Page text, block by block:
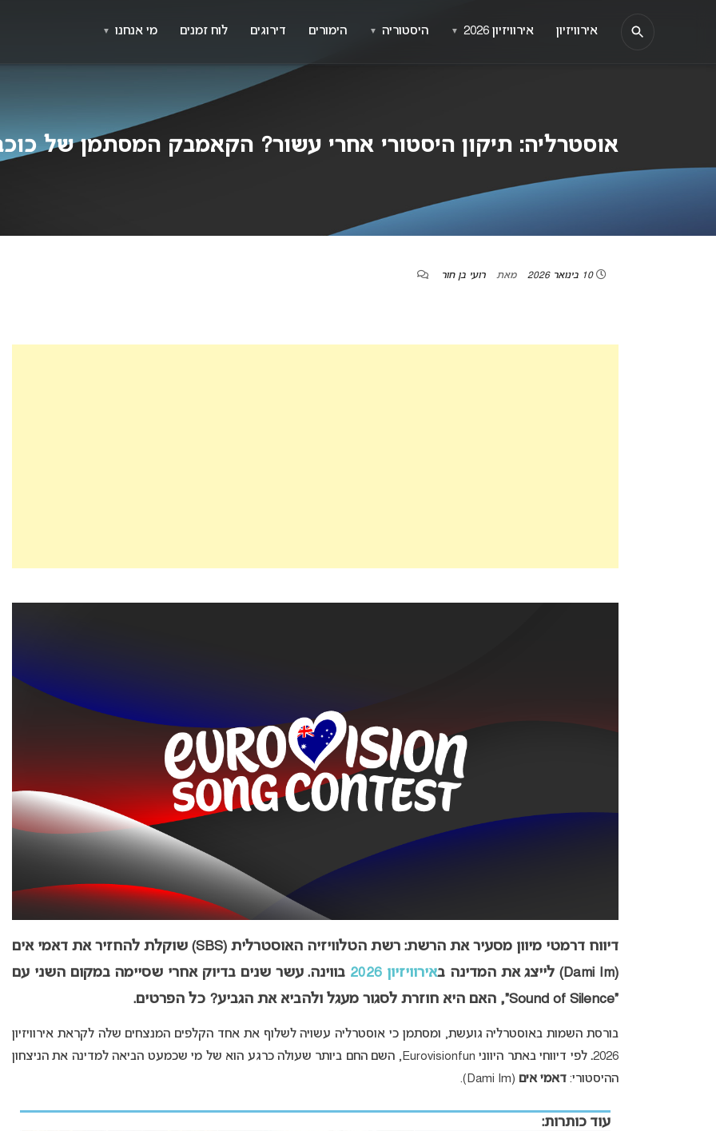
אוסטרליה: תיקון היסטורי אחרי עשור? הקאמבק המסתמן של
10 בינואר 2026 מאת רועי בן חור
דיווח דרמטי מיוון מסעיר את הרשת: רשת הטלוויזיה האוסטרלית (SBS) שוקלת להחזיר את דאמי אים
(Dami Im) לייצג את המדינה ב
אירוויזיון 2026
בווינה. עשר שנים בדיוק אחרי שסיימה במקום השני עם
“Sound of Silence”, האם היא חוזרת לסגור מעגל ולהביא את הגביע? כל הפרטים.
בורסת השמות באוסטרליה גועשת, ומסתמן כי אוסטרליה עשויה לשלוף את אחד הקלפים המנצחים שלה לקראת אירוויזיון
2026
.
לפי דיווחי באתר היווני Eurovisionfun, השם החם ביותר שעולה כרגע הוא של מי שכמעט הביאה למדינה את הניצחון
ההיסטורי: דאמי אים (Dami Im).
עוד כותרות:
אירוויזיון אירוויזיון 2026 ▼ היסטוריה ▼ הימורים דירוגים לוח זמנים מי אנחנו ▼